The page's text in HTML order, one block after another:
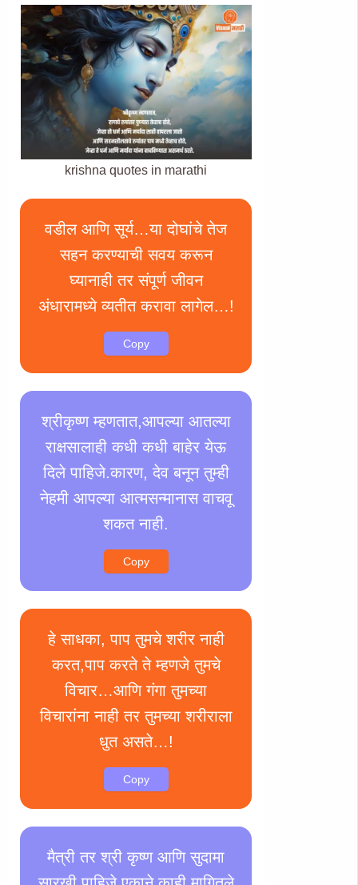
krishna quotes in marathi
वडील आणि सूर्य…या दोघांचे तेज
सहन करण्याची सवय करून
घ्यानाही तर संपूर्ण जीवन
अंधारामध्ये व्यतीत करावा लागेल…!
Copy
श्रीकृष्ण म्हणतात,आपल्या आतल्या
राक्षसालाही कधी कधी बाहेर येऊ
दिले पाहिजे.कारण, देव बनून तुम्ही
नेहमी आपल्या आत्मसन्मानास वाचवू
शकत नाही.
Copy
हे साधका, पाप तुमचे शरीर नाही
करत,पाप करते ते म्हणजे तुमचे
विचार…आणि गंगा तुमच्या
विचारांना नाही तर तुमच्या शरीराला
धुत असते…!
Copy
मैत्री तर श्री कृष्ण आणि सुदामा